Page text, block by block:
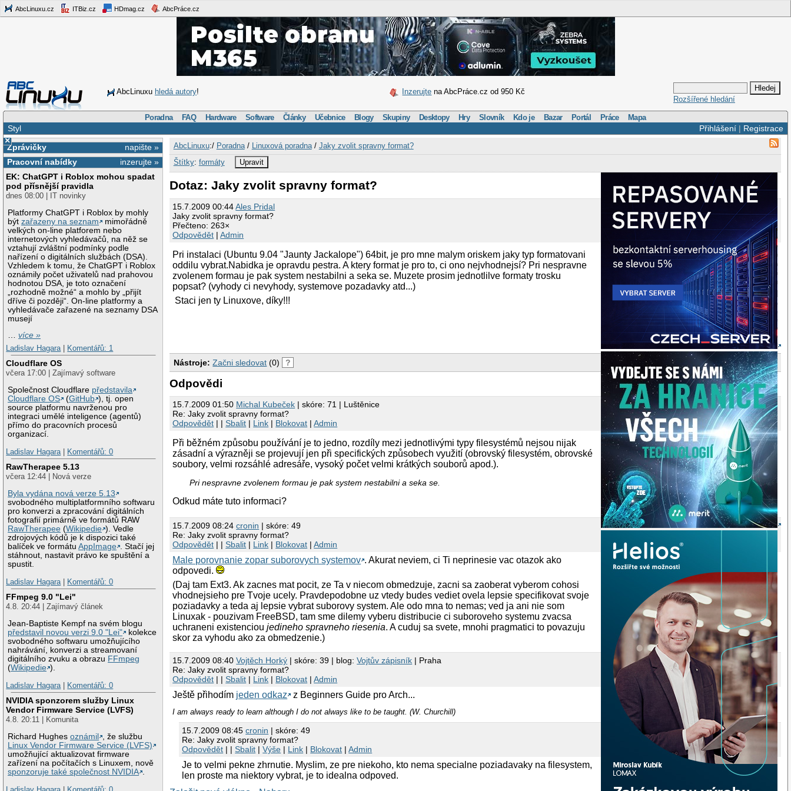
AbcLinuxu.cz ITBiz.cz HDmag.cz AbcPráce.cz
AbcLinuxu hledá autory! Inzerujte na AbcPráce.cz od 950 Kč
Rozšířené hledání
Poradna FAQ Hardware Software Články Učebnice Blogy Skupiny Desktopy Hry Slovník Kdo je Bazar Portál Práce Mapa
Přihlášení| Registrace
Styl
×
napište »
Zprávičky
inzerujte »
Pracovní nabídky
EK: ChatGPT i Roblox mohou spadat
pod přísnější pravidla
dnes 08:00 | IT novinky
Platformy ChatGPT i Roblox by mohly
býtzařazeny na seznam
mimořádně
velkých on-line platforem nebo
internetových vyhledávačů, na něž se
vztahují zvláštní podmínky podle
nařízení o digitálních službách (DSA).
Vzhledem k tomu, že ChatGPT i Roblox
oznámily počet uživatelů nad prahovou
hodnotou DSA, je toto označení
„rozhodně možné“ a mohlo by „přijít
dříve či později“. On-line platformy a
vyhledávače zařazené na seznamy DSA
musejí
…více »
Ladislav Hagara
Komentářů: 1
Cloudflare OS
včera 17:00 | Zajímavý software
Společnost Cloudflare představila
Cloudflare OS
(GitHub ), tj. open
source platformu navrženou pro
integraci umělé inteligence (agentů)
přímo do pracovních procesů
organizací.
Ladislav Hagara
Komentářů: 0
RawTherapee 5.13
včera 12:44 | Nová verze
Byla vydána nová verze 5.13
svobodného multiplatformního softwaru
pro konverzi a zpracování digitálních
fotografií primárně ve formátů RAW
RawTherapee (Wikipedie ). Vedle
zdrojových kódů je k dispozici také
balíček ve formátuAppImage . Stačí jej
stáhnout, nastavit právo ke spuštění a
spustit.
Ladislav Hagara
Komentářů: 0
FFmpeg 9.0 "Lei"
4.8. 20:44 | Zajímavý článek
Jean-Baptiste Kempf na svém blogu
představil novou verzi 9.0 "Lei"
kolekce
svobodného softwaru umožňujícího
nahrávání, konverzi a streamovaní
digitálního zvuku a obrazu FFmpeg
(Wikipedie ).
Ladislav Hagara
Komentářů: 0
NVIDIA sponzorem služby Linux
Vendor Firmware Service (LVFS)
4.8. 20:11 | Komunita
Richard Hughesoznámil
, že službu
Linux Vendor Firmware Service (LVFS)
umožňující aktualizovat firmware
zařízení na počítačích s Linuxem, nově
sponzoruje také společnost NVIDIA .
AbcLinuxu:/ Poradna/ Linuxová poradna/ Jaky zvolit spravny format?
Štítky: formáty Upravit
Dotaz: Jaky zvolit spravny format?
15.7.2009 00:44Ales Pridal
Jaky zvolit spravny format?
Přečteno: 263×
Odpovědět |Admin
Pri instalaci (Ubuntu 9.04 "Jaunty Jackalope") 64bit, je pro mne malym oriskem jaky typ formatovani
oddilu vybrat.Nabidka je opravdu pestra. A ktery format je pro to, ci ono nejvhodnejsí? Pri nespravne
zvolenem formau je pak system nestabilni a seka se. Muzete prosim jednotlilve formaty trosku
popsat? (vyhody ci nevyhody, systemove pozadavky atd...)
Staci jen ty Linuxove, díky!!!
Nástroje: Začni sledovat (0) ?
Odpovědi
15.7.2009 01:50 Michal Kubeček | skóre: 71 | Luštěnice
Re: Jaky zvolit spravny format?
Odpovědět | |Sbalit | Link | Blokovat |Admin
Při běžném způsobu používání je to jedno, rozdíly mezi jednotlivými typy filesystémů nejsou nijak
zásadní a výrazněji se projevují jen při specifických způsobech využití (obrovský filesystém, obrovské
soubory, velmi rozsáhlé adresáře, vysoký počet velmi krátkých souborů apod.).
Pri nespravne zvolenem formau je pak system nestabilni a seka se.
Odkud máte tuto informaci?
15.7.2009 08:24cronin | skóre: 49
Re: Jaky zvolit spravny format?
Odpovědět | |Sbalit | Link | Blokovat |Admin
Male porovnanie zopar suborovych systemov . Akurat neviem, ci Ti neprinesie vac otazok ako
odpovedi.
(Daj tam Ext3. Ak zacnes mat pocit, ze Ta v niecom obmedzuje, zacni sa zaoberat vyberom cohosi
vhodnejsieho pre Tvoje ucely. Pravdepodobne uz vtedy budes vediet ovela lepsie specifikovat svoje
poziadavky a teda aj lepsie vybrat suborovy system. Ale odo mna to nemas; ved ja ani nie som
Linuxak - pouzivam FreeBSD, tam sme dilemy vyberu distribucie ci suboroveho systemu zvacsa
uchraneni existencioujedineho spravneho riesenia. A cuduj sa svete, mnohi pragmatici to povazuju
skor za vyhodu ako za obmedzenie.)
15.7.2009 08:40Vojtěch Horký | skóre: 39 | blog:Vojtův zápisník | Praha
Re: Jaky zvolit spravny format?
Odpovědět | |Sbalit | Link | Blokovat |Admin
Ještě přihodím jeden odkaz z Beginners Guide pro Arch...
I am always ready to learn although I do not always like to be taught. (W. Churchill)
15.7.2009 08:45cronin | skóre: 49
Re: Jaky zvolit spravny format?
Odpovědět | |Sbalit |Výše | Link | Blokovat |Admin
Je to velmi pekne zhrnutie. Myslim, ze pre niekoho, kto nema specialne poziadavaky na filesystem,
len proste ma niektory vybrat, je to idealna odpoved.